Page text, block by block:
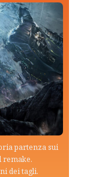
partenza sui
remake.
dei tagli.